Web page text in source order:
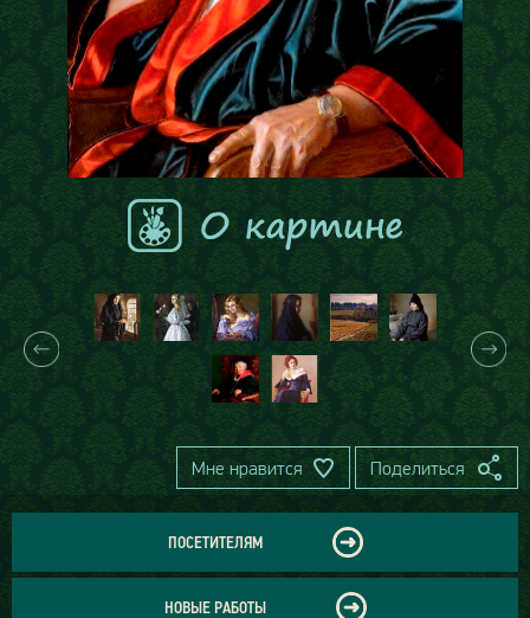
Мне нравится Поделиться
ПОСЕТИТЕЛЯМ
НОВЫЕ РАБОТЫ